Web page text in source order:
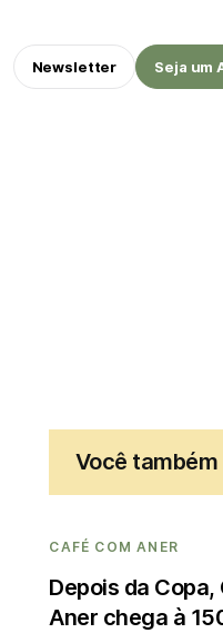
Newsletter Seja um
Você
CAFÉ COM ANER
Depois da
Aner chega à